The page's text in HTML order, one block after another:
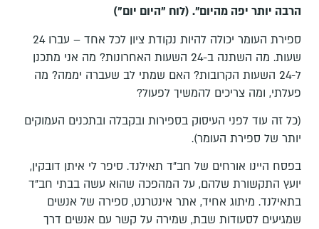
הרבה יותר יפה מהיום". (לוח "היום יום")
ספירת העומר יכולה להיות נקודת ציון לכל אחד – עברו 24
שעות. מה השתנה ב-24 השעות האחרונות? מה אני מתכנן
ל-24 השעות הקרובות? האם שמתי לב שעברה יממה? מה
פעלתי, ומה צריכים להמשיך לפעול?
(כל זה עוד לפני העיסוק בספירות ובקבלה ובתכנים העמוקים
יותר של ספירת העומר).
בפסח היינו אורחים של חב"ד תאילנד. סיפר לי איתן דובקין,
יועץ התקשורת שלהם, על המהפכה שהוא עשה בבתי חב"ד
בתאילנד. מיתוג אחיד, אתר אינטרנט, ספירה של אנשים
שמגיעים לסעודות שבת, שמירה על קשר עם אנשים דרך